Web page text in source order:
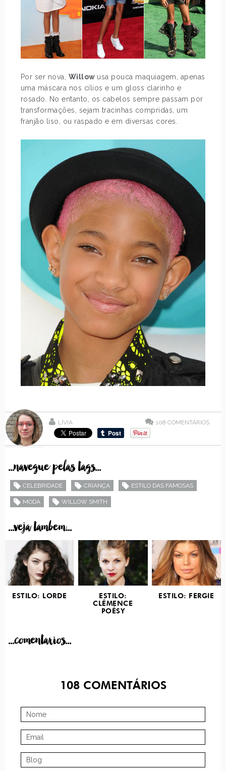
Por ser nova, Willow usa pouca maquiagem, apenas
uma máscara nos cílios e um gloss clarinho e
rosado. No entanto, os cabelos sempre passam por
transformações, sejam tracinhas compridas, um
franjão liso, ou raspado e em diversas cores.
LÍVIA 108 COMENTÁRIOS
...navegue pelas tags...
CELEBRIDADE CRIANÇA ESTILO DAS FAMOSAS
MODA WILLOW SMITH
...veja tambem...
ESTILO: LORDE
ESTILO:
CLÉMENCE
POÉSY
ESTILO: FERGIE
...comentarios...
108COMENTÁRIOS